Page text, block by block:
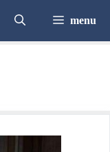
menu